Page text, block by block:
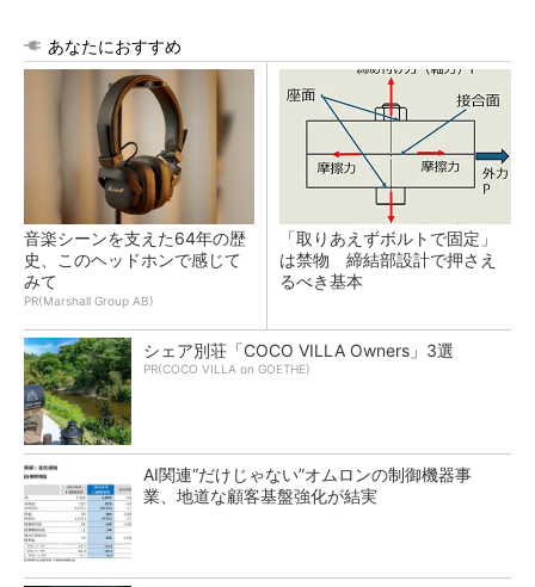
あなたにおすすめ
音楽シーンを支えた64年の歴
史、このヘッドホンで感じて
みて
PR(Marshall Group AB)
「取りあえずボルトで固定」
は禁物 締結部設計で押さえ
るべき基本
シェア別荘「COCO VILLA Owners」3選
PR(COCO VILLA on GOETHE)
AI関連“だけじゃない”オムロンの制御機器事
業、地道な顧客基盤強化が結実